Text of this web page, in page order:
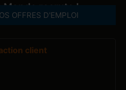
Monde recrute !
OFFRES D'EMPLOI
client